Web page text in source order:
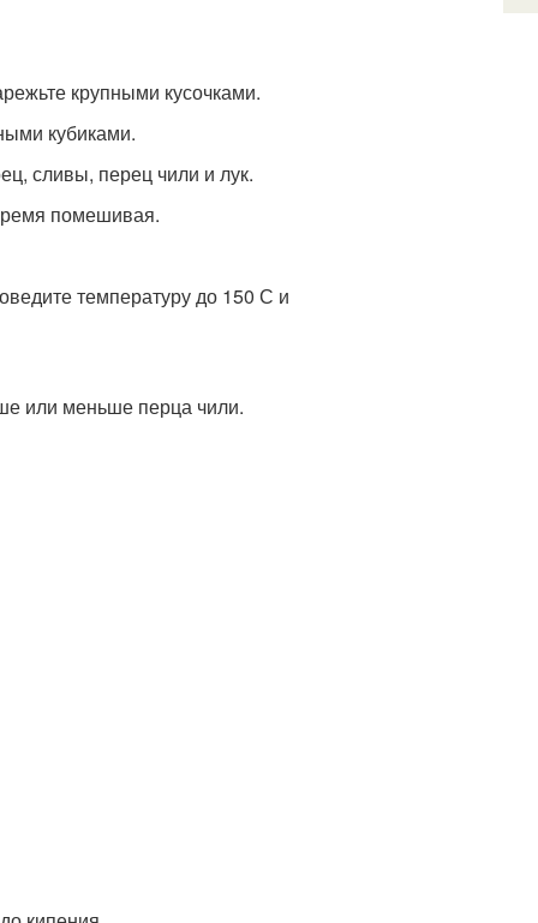
крупными кусочками.
кубиками.
сливы, перец чили и лук.
помешивая.
температуру до 150 С и
или меньше перца чили.